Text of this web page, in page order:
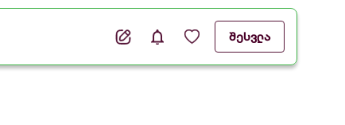
შესვლა